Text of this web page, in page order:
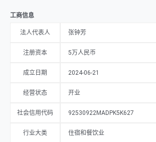
开展经营活动,具体经营项目以相关部门批准文件或
册资本为5万元，当前经营状况为开业。
工商信息
法人代表人 张钟芳
注册资本 5万人民币
成立日期 2024-06-21
经营状态 开业
社会信用代码 92530922MADPK5K627
行业大类 住宿和餐饮业